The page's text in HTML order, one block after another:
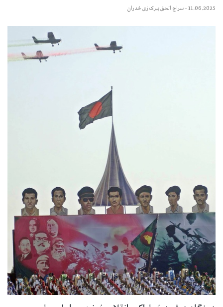
11.06.2025
–سراج الحق ببرک زی ځدراڼ